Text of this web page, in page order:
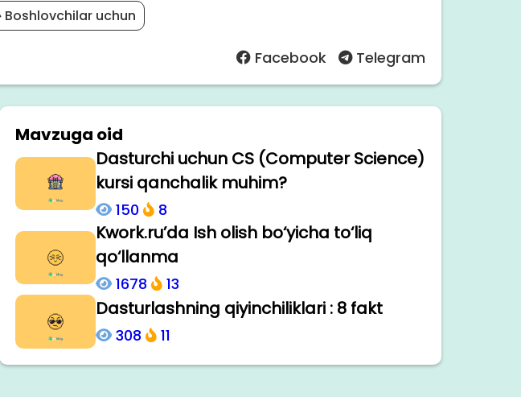
Boshlovchilar uchun
Facebook Telegram
Mavzuga oid
Dasturchi uchun CS (Computer Science)
kursi qanchalik muhim?
150 8
Kwork.ru’da Ish olish bo‘yicha to‘liq
qo‘llanma
1678 13
Dasturlashning qiyinchiliklari : 8 fakt
308 11